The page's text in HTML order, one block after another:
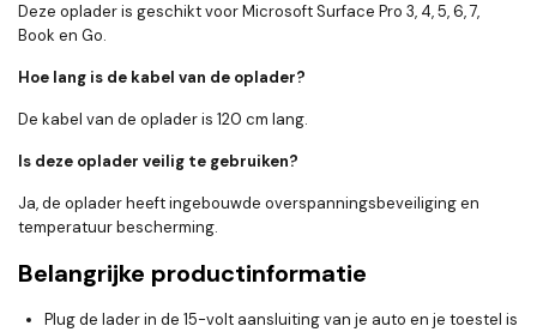
Deze oplader is geschikt voor Microsoft Surface Pro 3, 4, 5, 6, 7,
Book en Go.
Hoe lang is de kabel van de oplader?
De kabel van de oplader is 120 cm lang.
Is deze oplader veilig te gebruiken?
Ja, de oplader heeft ingebouwde overspanningsbeveiliging en
temperatuur bescherming.
Belangrijke productinformatie
Plug de lader in de 15-volt aansluiting van je auto en je toestel is